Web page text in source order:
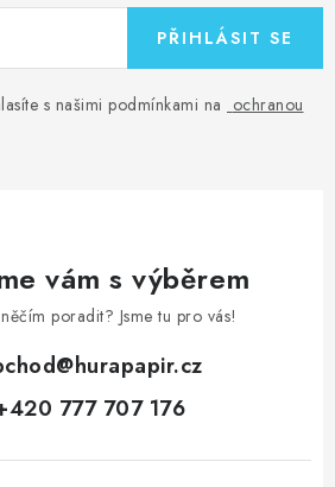
s našimi podmínkami na ochranou
PŘIHLÁSIT SE
vám s výběrem
poradit? Jsme tu pro vás!
@hurapapir.cz
777 707 176